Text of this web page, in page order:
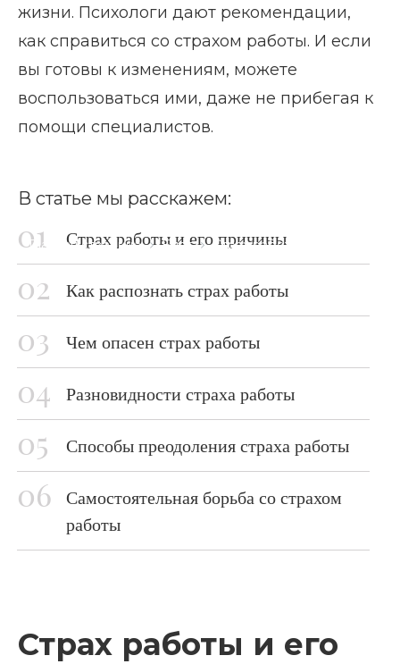
Главная страница Блог Страх работы
жизни. Психологи дают рекомендации,
как справиться со страхом работы. И если
вы готовы к изменениям, можете
воспользоваться ими, даже не прибегая к
помощи специалистов.
В статье мы расскажем:
Страх работы и его причины
Как распознать страх работы
Чем опасен страх работы
Разновидности страха работы
Способы преодоления страха работы
Самостоятельная борьба со страхом
работы
Страх работы и его